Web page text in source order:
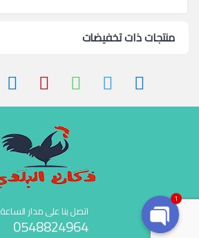
منتجات ذات تخفيضات
اتصل بنا على مدار الساعة
0548824964
1